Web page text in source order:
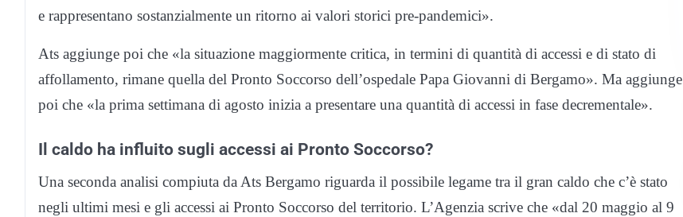
e rappresentano sostanzialmente un ritorno ai valori storici pre-pandemici».
Ats aggiunge poi che «la situazione maggiormente critica, in termini di quantità di accessi e di stato di
affollamento, rimane quella del Pronto Soccorso dell’ospedale Papa Giovanni di Bergamo». Ma aggiunge
poi che «la prima settimana di agosto inizia a presentare una quantità di accessi in fase decrementale».
Il caldo ha influito sugli accessi ai Pronto Soccorso?
Una seconda analisi compiuta da Ats Bergamo riguarda il possibile legame tra il gran caldo che c’è stato
negli ultimi mesi e gli accessi ai Pronto Soccorso del territorio. L’Agenzia scrive che «dal 20 maggio al 9